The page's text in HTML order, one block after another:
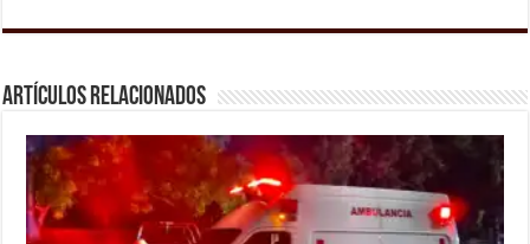
Artículos relacionados